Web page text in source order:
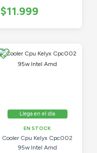
$11.999
Llega en el día
EN STOCK
Cooler Cpu Kelyx Cpc002
95w Intel Amd